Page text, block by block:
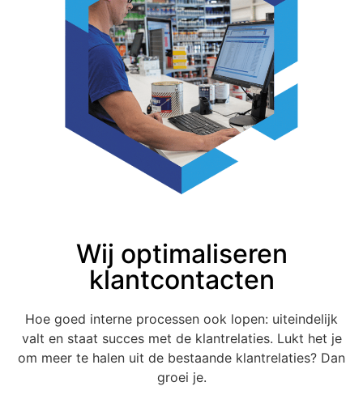
Wij optimaliseren
klantcontacten
Hoe goed interne processen ook lopen: uiteindelijk
valt en staat succes met de klantrelaties. Lukt het je
om meer te halen uit de bestaande klantrelaties? Dan
groei je.